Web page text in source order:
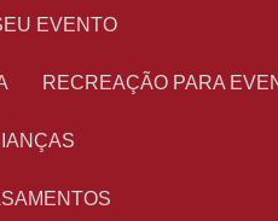
EVENTO
RECREAÇÃO PARA